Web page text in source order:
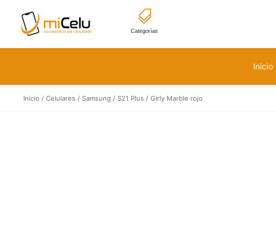
Categorías
Inicio
Inicio / Celulares / Samsung / S21 Plus / Girly Marble rojo